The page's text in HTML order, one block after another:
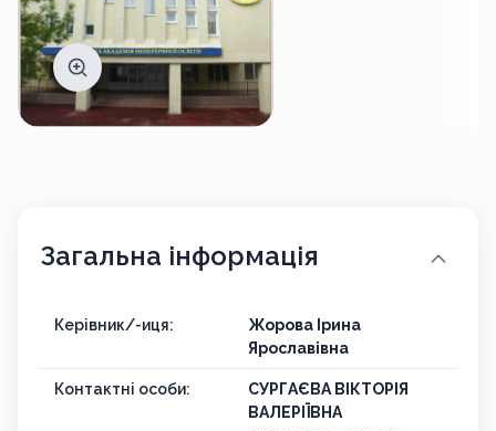
Загальна інформація
Керівник/-иця:
Жорова Ірина
Ярославівна
Контактні особи:
СУРГАЄВА ВІКТОРІЯ
ВАЛЕРІЇВНА